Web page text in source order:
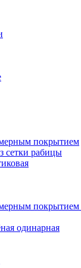
покрытием
сетки рабицы
покрытием
одинарная